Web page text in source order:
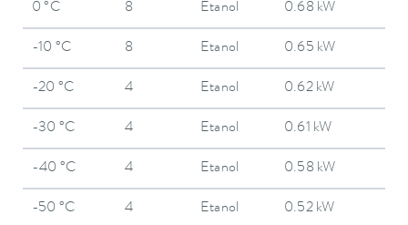
0 °C 8 Etanol 0.68 kW
-10 °C 8 Etanol 0.65 kW
-20 °C 4 Etanol 0.62 kW
-30 °C 4 Etanol 0.61 kW
-40 °C 4 Etanol 0.58 kW
-50 °C 4 Etanol 0.52 kW